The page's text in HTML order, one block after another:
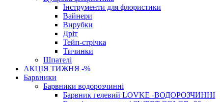
Інструменти для флористики
Вайнери
Вирубки
Дріт
Тейп-стрічка
Тичинки
Шпателі
АКЦІЯ ТИЖНЯ -%
Барвники
Барвники водорозчинні
Барвник гелевий LOVKE -ВОДОРОЗЧИННІ